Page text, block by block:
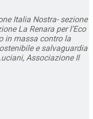
Italia Nostra- sezione
La Renara per l’Eco
in massa contro la
e salvaguardia
Associazione Il